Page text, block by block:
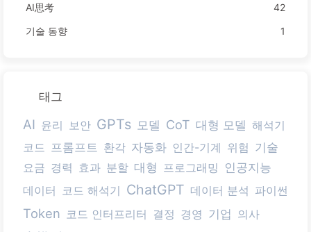
AI思考
42
기술 동향
1
태그
AI 윤리 보안 GPTs 모델 CoT 대형 모델 해석기
코드 프롬프트 환각 자동화 인간-기계 위험 기술
요금 경력 효과 분할 대형 프로그래밍 인공지능
데이터 코드 해석기 ChatGPT 데이터 분석 파이썬
Token 코드 인터프리터 결정 경영 기업 의사